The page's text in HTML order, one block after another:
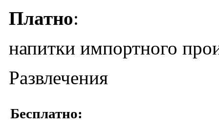
Платно:
напитки импортного
Развлечения
Бесплатно: